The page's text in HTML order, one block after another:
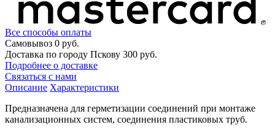
Все способы оплаты
Самовывоз 0 руб.
Доставка по городу Пскову 300 руб.
Подробнее о доставке
Связаться с нами
Описание Характеристики
Предназначена для герметизации соединений при монтаже
канализационных систем, соединения пластиковых труб.